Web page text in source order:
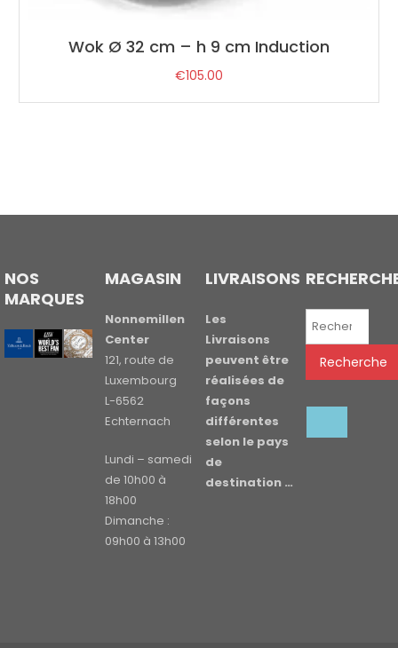
Wok Ø 32 cm – h 9 cm Induction
€105.00
NOS
MARQUES
MAGASIN
Nonnemillen
Center
121, route de
Luxembourg
L-6562
Echternach
Lundi – samedi
de 10h00 à
18h00
Dimanche :
09h00 à 13h00
LIVRAISONS
Les
Livraisons
peuvent être
réalisées de
façons
différentes
selon le pays
de
destination …
Recherche
Recherche